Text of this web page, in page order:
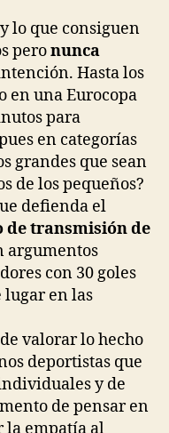
lo que consiguen
peronunca
Hasta los
en una Eurocopa
para
en categorías
grandes que sean
de los pequeños?
defienda el
de transmisión de
argumentos
con 30 goles
lugar en las
valorar lo hecho
deportistas que
y de
de pensar en